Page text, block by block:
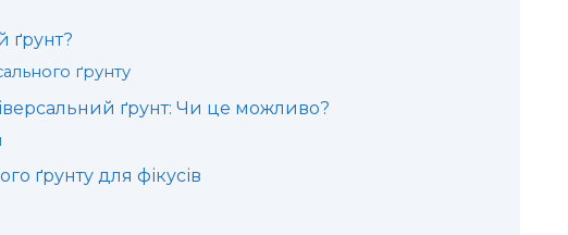
ґрунт?
ґрунту
ґрунт: Чи це можливо?
ґрунту для фікусів